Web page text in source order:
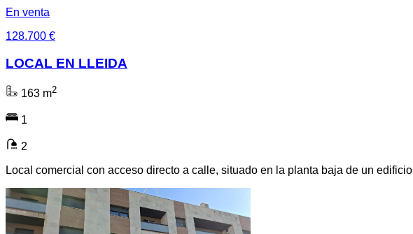
En venta
128.700 €
LOCAL EN LLEIDA
163 m2
1
2
Local comercial con acceso directo a calle, situado en la planta baja de un